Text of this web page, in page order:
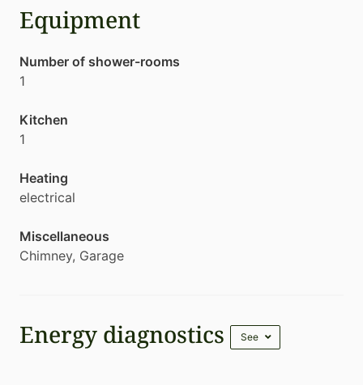
Equipment
1
1
electrical
Chimney,Garage
Energy diagnostics See